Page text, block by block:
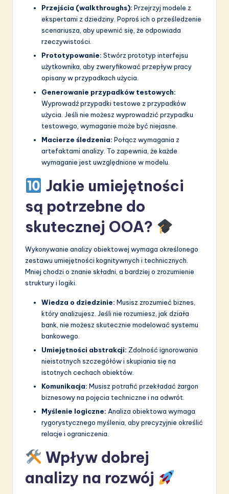
Przejścia (walkthroughs): Przejrzyj modele z
ekspertami z dziedziny. Poproś ich o prześledzenie
scenariusza, aby upewnić się, że odpowiada
rzeczywistości.
Prototypowanie: Stwórz prototyp interfejsu
użytkownika, aby zweryfikować przepływ pracy
opisany w przypadkach użycia.
Generowanie przypadków testowych:
Wyprowadź przypadki testowe z przypadków
użycia. Jeśli nie możesz wyprowadzić przypadku
testowego, wymaganie może być niejasne.
Macierze śledzenia: Połącz wymagania z
artefaktami analizy. To zapewnia, że każde
wymaganie jest uwzględnione w modelu.
Jakie umiejętności
są potrzebne do
skutecznej OOA?
Wykonywanie analizy obiektowej wymaga określonego
zestawu umiejętności kognitywnych i technicznych.
Mniej chodzi o znanie składni, a bardziej o zrozumienie
struktury i logiki.
Wiedza o dziedzinie: Musisz zrozumieć biznes,
który analizujesz. Jeśli nie rozumiesz, jak działa
bank, nie możesz skutecznie modelować systemu
bankowego.
Umiejętności abstrakcji: Zdolność ignorowania
nieistotnych szczegółów i skupiania się na
istotnych cechach obiektów.
Komunikacja: Musisz potrafić przekładać żargon
biznesowy na pojęcia techniczne i na odwrót.
Myślenie logiczne: Analiza obiektowa wymaga
rygorystycznego myślenia, aby precyzyjnie określić
relacje i ograniczenia.
Wpływ dobrej
analizy na rozwój